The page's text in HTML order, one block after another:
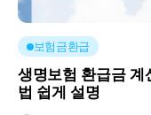
보험금환급
생명보험 환급금 계
법 쉽게 설명